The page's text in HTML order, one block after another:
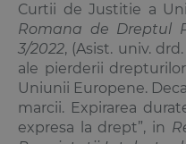
Curtii de Justitie a
Romana de Dreptul
3/2022, (Asist. univ.
ale pierderii
Uniunii Europene.
marcii. Expirarea
expresa la drept”, in